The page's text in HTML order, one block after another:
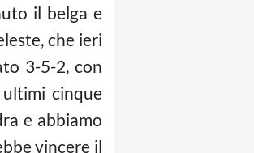
il belga e
che ieri
3-5-2, con
cinque
e abbiamo
vincere il